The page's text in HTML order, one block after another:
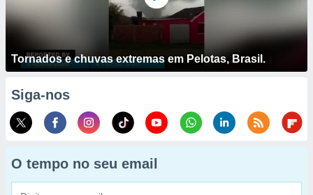
Tornados e chuvas extremas em Pelotas, Brasil.
Siga-nos
O tempo no seu email